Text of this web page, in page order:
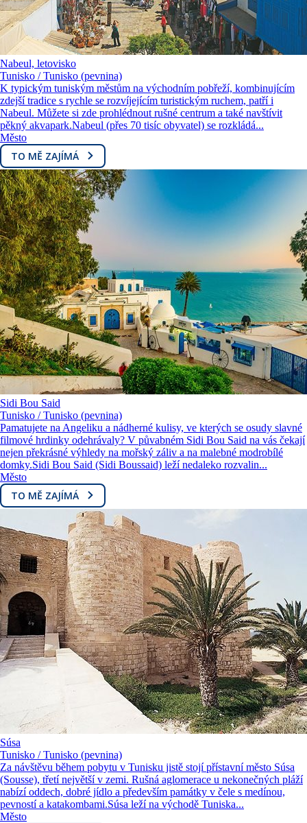
Nabeul, letovisko
Tunisko / Tunisko (pevnina)
K typickým tuniským městům na východním pobřeží, kombinujícím
zdejší tradice s rychle se rozvíjejícím turistickým ruchem, patří i
Nabeul. Můžete si zde prohlédnout rušné centrum a také navštívit
pěkný akvapark.Nabeul (přes 70 tisíc obyvatel) se rozkládá...
Město
TO MĚ ZAJÍMÁ
Sidi Bou Said
Tunisko / Tunisko (pevnina)
Pamatujete na Angeliku a nádherné kulisy, ve kterých se osudy slavné
filmové hrdinky odehrávaly? V půvabném Sidi Bou Said na vás čekají
nejen překrásné výhledy na mořský záliv a na malebné modrobílé
domky.Sidi Bou Said (Sidi Boussaid) leží nedaleko rozvalin...
Město
TO MĚ ZAJÍMÁ
Súsa
Tunisko / Tunisko (pevnina)
Za návštěvu během pobytu v Tunisku jistě stojí přístavní město Súsa
(Sousse), třetí největší v zemi. Rušná aglomerace u nekonečných pláží
nabízí oddech, dobré jídlo a především památky v čele s medínou,
pevností a katakombami.Súsa leží na východě Tuniska...
Město